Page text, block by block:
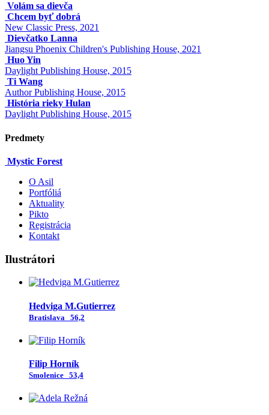
Volám sa dievča
Chcem byť dobrá
New Classic Press, 2021
Dievčatko Lanna
Jiangsu Phoenix Children's Publishing House, 2021
Huo Yin
Daylight Publishing House, 2015
Ti Wang
Author Publishing House, 2015
História rieky Hulan
Daylight Publishing House, 2015
Predmety
Mystic Forest
O Asil
Portfóliá
Aktuality
Pikto
Registrácia
Kontakt
Ilustrátori
Hedviga M.Gutierrez
Bratislava 56,2
Filip Horník
Smolenice 53,4